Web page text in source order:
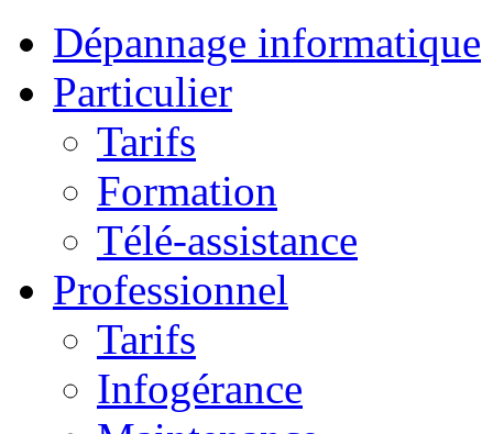
Dépannage informatique
Particulier
Tarifs
Formation
Télé-assistance
Professionnel
Tarifs
Infogérance